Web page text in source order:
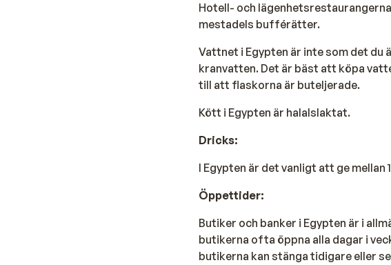
Hotell- och
mestadels bufférätter.
Vattnet i Egypten är inte som det du
kranvatten. Det är bäst att köpa
till att flaskorna är buteljerade.
Kött i Egypten är halalslaktat.
Dricks:
I Egypten är det vanligt att ge
Öppettider:
Butiker och banker i Egypten är i
butikerna ofta öppna alla dagar i
butikerna kan stänga tidigare eller